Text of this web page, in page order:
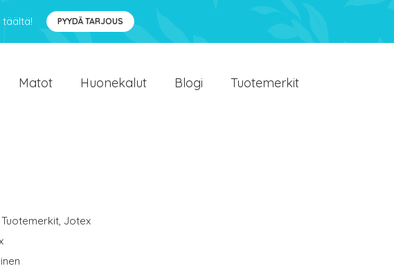
PYYDÄ TARJOUS
Matot Huonekalut Blogi Tuotemerkit
Tuotemerkit, Jotex